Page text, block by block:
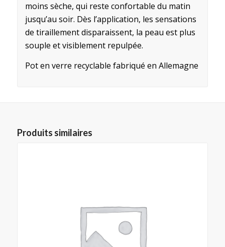
moins sèche, qui reste confortable du matin
jusqu’au soir. Dès l’application, les sensations
de tiraillement disparaissent, la peau est plus
souple et visiblement repulpée.
Pot en verre recyclable fabriqué en Allemagne
Produits similaires